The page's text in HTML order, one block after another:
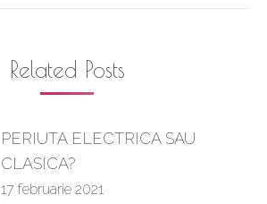
Related Posts
PERIUTA ELECTRICA SAU
CLASICA?
17 februarie 2021